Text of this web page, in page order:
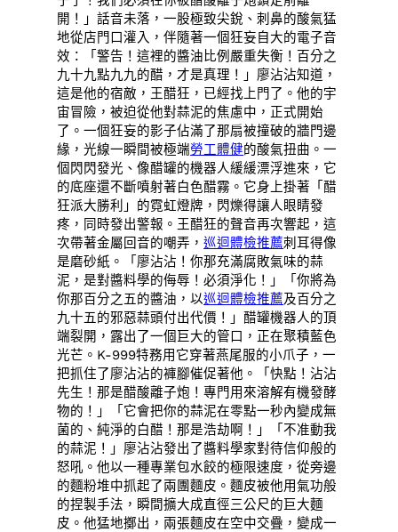
開！」話音未落，一股極致尖銳、刺鼻的酸氣猛
地從店門口灌入，伴隨著一個狂妄自大的電子音
效：「警告！這裡的醬油比例嚴重失衡！百分之
九十九點九九的醋，才是真理！」廖沾沾知道，
這是他的宿敵，王醋狂，已經找上門了。他的宇
宙冒險，被迫從他對蒜泥的焦慮中，正式開始
了。一個狂妄的影子佔滿了那扇被撞破的牆門邊
緣，光線一瞬間被極端勞工體健的酸氣扭曲。一
個閃閃發光、像醋罐的機器人緩緩漂浮進來，它
的底座還不斷噴射著白色醋霧。它身上掛著「醋
狂派大勝利」的霓虹燈牌，閃爍得讓人眼睛發
疼，同時發出警報。王醋狂的聲音再次響起，這
次帶著金屬回音的嘲弄，巡迴體檢推薦刺耳得像
是磨砂紙。「廖沾沾！你那充滿腐敗氣味的蒜
泥，是對醬料學的侮辱！必須淨化！」「你將為
你那百分之五的醬油，以巡迴體檢推薦及百分之
九十五的邪惡蒜頭付出代價！」醋罐機器人的頂
端裂開，露出了一個巨大的管口，正在聚積藍色
光芒。K-999特務用它穿著燕尾服的小爪子，一
把抓住了廖沾沾的褲腳催促著他。「快點！沾沾
先生！那是醋酸離子炮！專門用來溶解有機發酵
物的！」「它會把你的蒜泥在零點一秒內變成無
菌的、純淨的白醋！那是浩劫啊！」「不准動我
的蒜泥！」廖沾沾發出了醬料學家對待信仰般的
怒吼。他以一種專業包水餃的極限速度，從旁邊
的麵粉堆中抓起了兩團麵皮。麵皮被他用氣功般
的捏製手法，瞬間擴大成直徑三公尺的巨大麵
皮。他猛地擲出，兩張麵皮在空中交疊，變成一